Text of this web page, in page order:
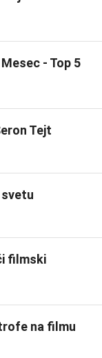
- Top 5
Tejt
svetu
filmski
na filmu